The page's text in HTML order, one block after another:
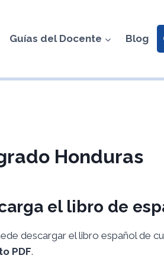
Guías del Docente Blog
Honduras
el libro de
descargar el libro español de
PDF.